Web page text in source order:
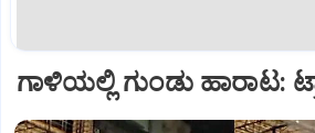
ಗಾಳಿಯಲ್ಲಿ ಗುಂಡು ಹಾರಾಟ: